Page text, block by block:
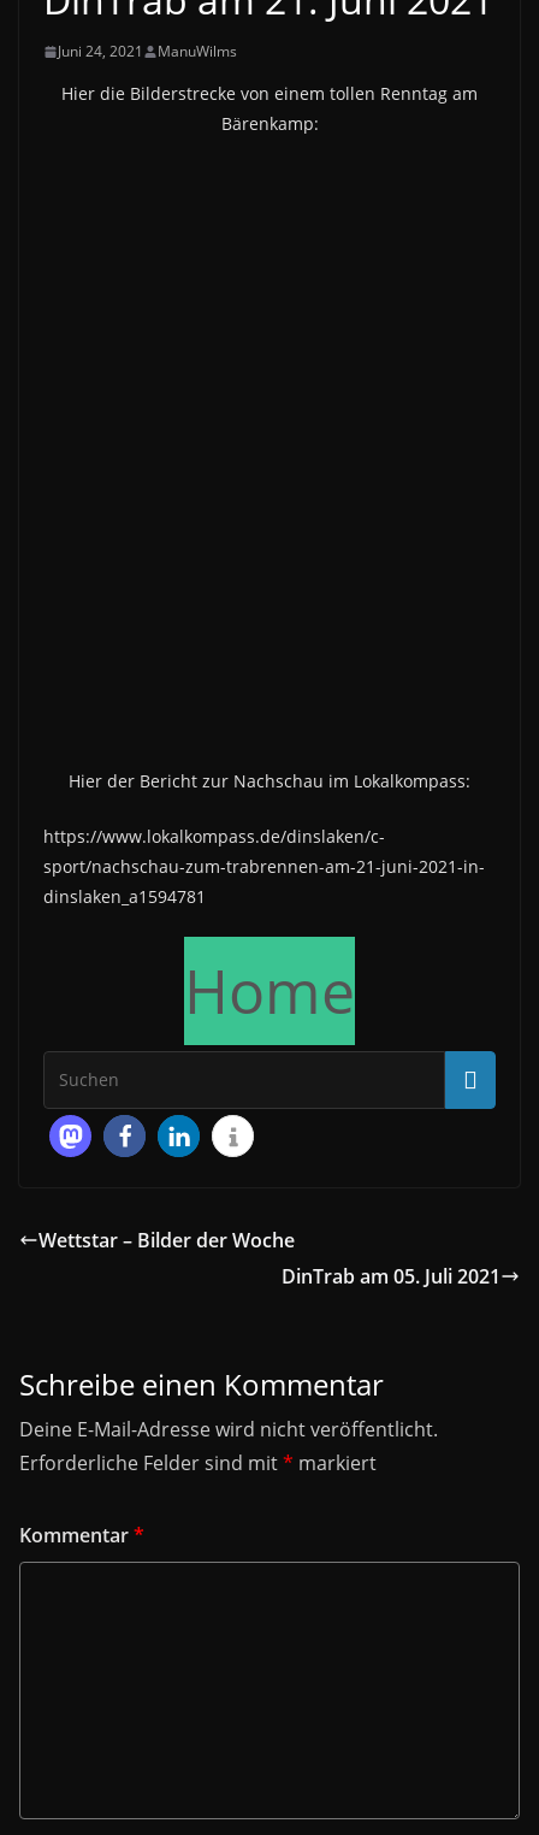
Juni 24, 2021 ManuWilms
Hier die Bilderstrecke von einem tollen Renntag am
Bärenkamp:
Hier der Bericht zur Nachschau im Lokalkompass:
https://www.lokalkompass.de/dinslaken/c-
sport/nachschau-zum-trabrennen-am-21-juni-2021-in-
dinslaken_a1594781
Home
Wettstar – Bilder der Woche
DinTrab am 05. Juli 2021
Schreibe einen Kommentar
Deine E-Mail-Adresse wird nicht veröffentlicht.
Erforderliche Felder sind mit* markiert
Kommentar*